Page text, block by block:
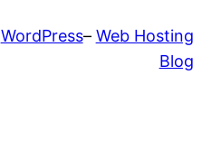
WordPress– Web Hosting
Blog